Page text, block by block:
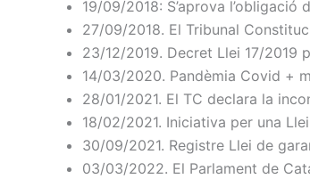
19/09/2018: S’aprova
27/09/2018. El Tribunal
23/12/2019. Decret Llei 17/2019
14/03/2020. Pandèmia Covid +
28/01/2021. El TC declara la
18/02/2021. Iniciativa per una
30/09/2021. Registre Llei de
03/03/2022. El Parlament de